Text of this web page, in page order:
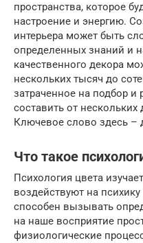
пространства, которое
настроение и энергию.
интерьера может быть
определенных знаний и
качественного декора
нескольких тысяч до
затраченное на подбор
составить от
Ключевое слово здесь –
Что такое
Психология цвета
воздействуют на
способен вызывать
на наше восприятие
физиологические